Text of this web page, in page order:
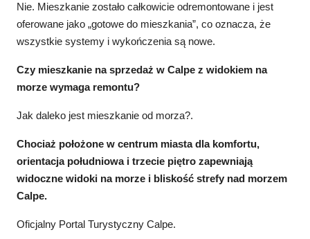
Nie. Mieszkanie zostało całkowicie odremontowane i jest
oferowane jako „gotowe do mieszkania”, co oznacza, że
wszystkie systemy i wykończenia są nowe.
Czy mieszkanie na sprzedaż w Calpe z widokiem na
morze wymaga remontu?
Jak daleko jest mieszkanie od morza?.
Chociaż położone w centrum miasta dla komfortu,
orientacja południowa i trzecie piętro zapewniają
widoczne widoki na morze i bliskość strefy nad morzem
Calpe.
Oficjalny Portal Turystyczny Calpe.